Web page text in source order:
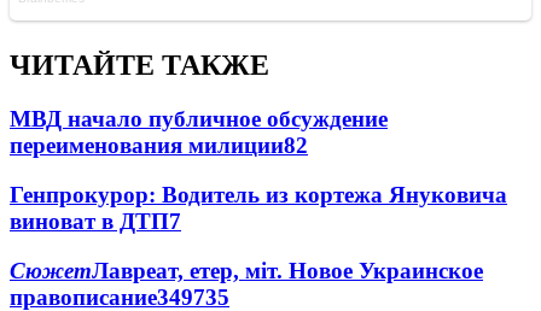
ЧИТАЙТЕ ТАКЖЕ
МВД начало публичное обсуждение
переименования милиции82
Генпрокурор: Водитель из кортежа Януковича
виноват в ДТП7
СюжетЛавреат, етер, міт. Новое Украинское
правописание349735